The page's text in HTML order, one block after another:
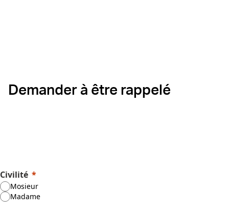
Demander à être rappelé
Civilité
Mosieur
Madame